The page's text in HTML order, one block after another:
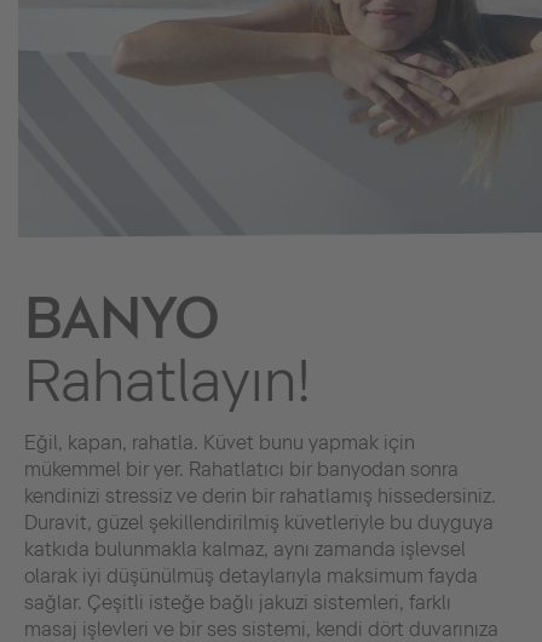
BANYO
Rahatlayın!
Eğil, kapan, rahatla. Küvet bunu yapmak için
mükemmel bir yer. Rahatlatıcı bir banyodan sonra
kendinizi stressiz ve derin bir rahatlamış hissedersiniz.
Duravit, güzel şekillendirilmiş küvetleriyle bu duyguya
katkıda bulunmakla kalmaz, aynı zamanda işlevsel
olarak iyi düşünülmüş detaylarıyla maksimum fayda
sağlar. Çeşitli isteğe bağlı jakuzi sistemleri, farklı
masaj işlevleri ve bir ses sistemi, kendi dört duvarınıza